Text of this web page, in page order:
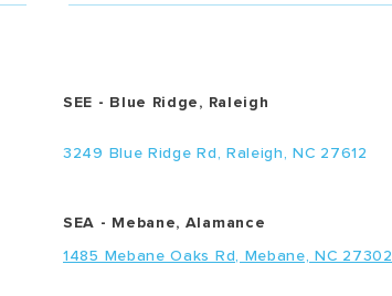
SEE - Blue Ridge, Raleigh
3249 Blue Ridge Rd, Raleigh, NC 27612
SEA - Mebane, Alamance
1485 Mebane Oaks Rd, Mebane, NC 27302